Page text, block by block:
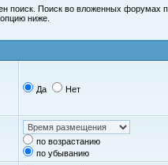
поиск. Поиск во вложенных форумах
ниже.
Да Нет
по возрастанию
по убыванию